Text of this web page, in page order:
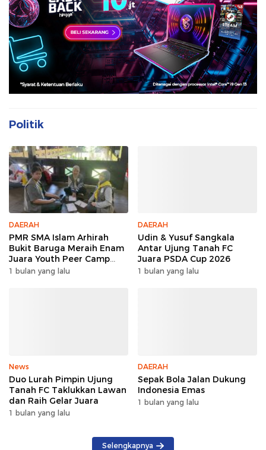
Politik
DAERAH
PMR SMA Islam Arhirah
Bukit Baruga Meraih Enam
Juara Youth Peer Camp
2026
1 bulan yang lalu
DAERAH
Udin & Yusuf Sangkala
Antar Ujung Tanah FC
Juara PSDA Cup 2026
1 bulan yang lalu
News
Duo Lurah Pimpin Ujung
Tanah FC Taklukkan Lawan
dan Raih Gelar Juara
1 bulan yang lalu
DAERAH
Sepak Bola Jalan Dukung
Indonesia Emas
1 bulan yang lalu
Selengkapnya